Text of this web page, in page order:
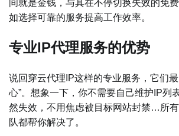
间就是金钱，与其在不停切换失效的免
如选择可靠的服务提高工作效率。
专业IP代理服务的优势
说回穿云代理IP这样的专业服务，它们
心”。想象一下，你不需要自己维护IP列
然失效，不用焦虑被目标网站封禁…所
队都帮你解决了。